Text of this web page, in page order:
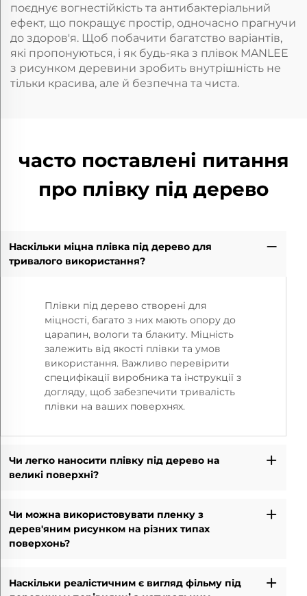
поєднує вогнестійкість та антибактеріальний
ефект, що покращує простір, одночасно прагнучи
до здоров'я. Щоб побачити багатство варіантів,
які пропонуються, і як будь-яка з плівок MANLEE
з рисунком деревини зробить внутрішність не
тільки красива, але й безпечна та чиста.
часто поставлені питання
про плівку під дерево
Наскільки міцна плівка під дерево для
тривалого використання?
Плівки під дерево створені для
міцності, багато з них мають опору до
царапин, вологи та блакиту. Міцність
залежить від якості плівки та умов
використання. Важливо перевірити
специфікації виробника та інструкції з
догляду, щоб забезпечити тривалість
плівки на ваших поверхнях.
Чи легко наносити плівку під дерево на
великі поверхні?
Чи можна використовувати пленку з
дерев'яним рисунком на різних типах
поверхонь?
Наскільки реалістичним є вигляд фільму під